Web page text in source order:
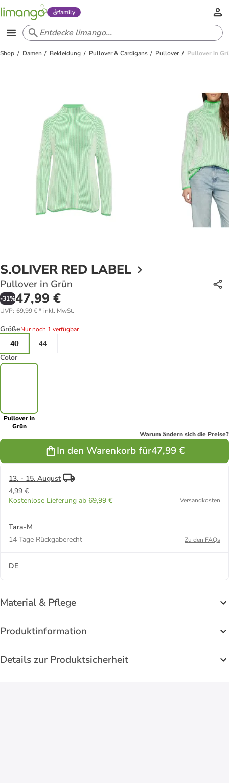
family
Shop Damen Bekleidung Pullover & Cardigans Pullover Pullover in
S.OLIVER RED LABEL
Pullover in Grün
-31%47,99 €
UVP: 69,99 €* inkl. MwSt.
GrößeNur noch 1 verfügbar
40
44
Color
Pullover in
Grün
Warum ändern sich die Preise?
In den Warenkorb für47,99 €
13. - 15. August
4,99 €
Kostenlose Lieferung ab 69,99 €
Versandkosten
Tara-M
14 Tage Rückgaberecht
Zu den FAQs
DE
Material & Pflege
Produktinformation
Details zur Produktsicherheit